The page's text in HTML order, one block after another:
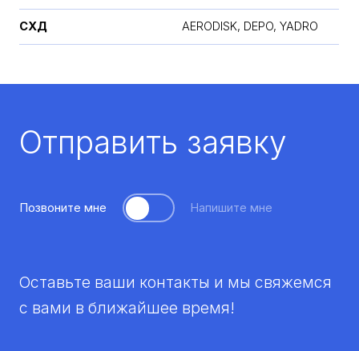
СХД AERODISK, DEPO, YADRO
Отправить заявку
Позвоните мне Напишите мне
Оставьте ваши контакты и мы свяжемся
с вами в ближайшее время!